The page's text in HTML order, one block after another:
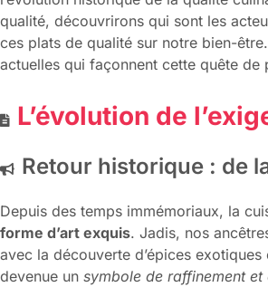
qualité, découvrirons qui sont les
ces plats de qualité sur notre bien-
actuelles qui façonnent cette quête de
L’évolution de
Retour historique : de
Depuis des temps immémoriaux, la
forme d’art exquis. Jadis, nos
avec la découverte d’épices
devenue un symbole de raffinement